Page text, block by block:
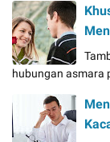
hubungan asmara